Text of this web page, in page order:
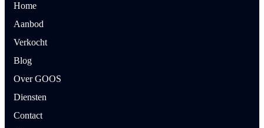
Home
Aanbod
Verkocht
Blog
Over GOOS
Diensten
Contact